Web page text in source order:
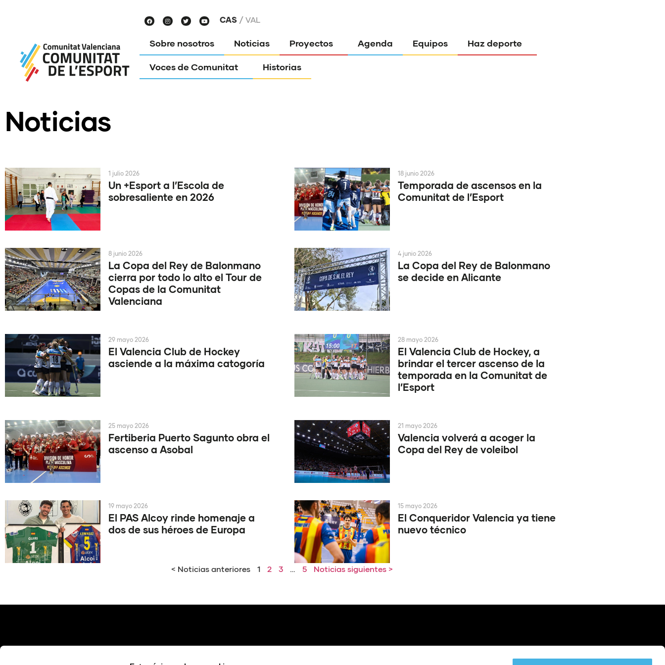
CAS VAL
Sobre nosotros Noticias Proyectos Agenda Equipos Haz deporte
Voces de Comunitat Historias
Noticias
Un +Esport a l’Escola de
sobresaliente en 2026
1 julio 2026
Temporada de ascensos en la
Comunitat de l’Esport
18 junio 2026
La Copa del Rey de Balonmano
cierra por todo lo alto el Tour de
Copas de la Comunitat
Valenciana
8 junio 2026
La Copa del Rey de Balonmano
se decide en Alicante
4 junio 2026
El Valencia Club de Hockey
asciende a la máxima catogoría
29 mayo 2026
El Valencia Club de Hockey, a
brindar el tercer ascenso de la
temporada en la Comunitat de
l’Esport
28 mayo 2026
Fertiberia Puerto Sagunto obra el
ascenso a Asobal
25 mayo 2026
Valencia volverá a acoger la
Copa del Rey de voleibol
21 mayo 2026
El PAS Alcoy rinde homenaje a
dos de sus héroes de Europa
19 mayo 2026
El Conqueridor Valencia ya tiene
nuevo técnico
15 mayo 2026
< Noticias anteriores 1 2 3 … 5 Noticias siguientes >